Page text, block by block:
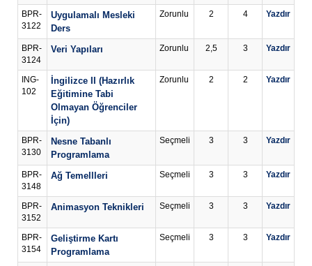
BPR-
3122
Uygulamalı Mesleki
Ders
Zorunlu 2 4 Yazdır
BPR-
3124
Veri Yapıları Zorunlu 2,5 3 Yazdır
ING-
102
İngilizce II (Hazırlık
Eğitimine Tabi
Olmayan Öğrenciler
İçin)
Zorunlu 2 2 Yazdır
BPR-
3130
Nesne Tabanlı
Programlama
Seçmeli 3 3 Yazdır
BPR-
3148
Ağ Temellleri Seçmeli 3 3 Yazdır
BPR-
3152
Animasyon Teknikleri Seçmeli 3 3 Yazdır
BPR-
3154
Geliştirme Kartı
Programlama
Seçmeli 3 3 Yazdır